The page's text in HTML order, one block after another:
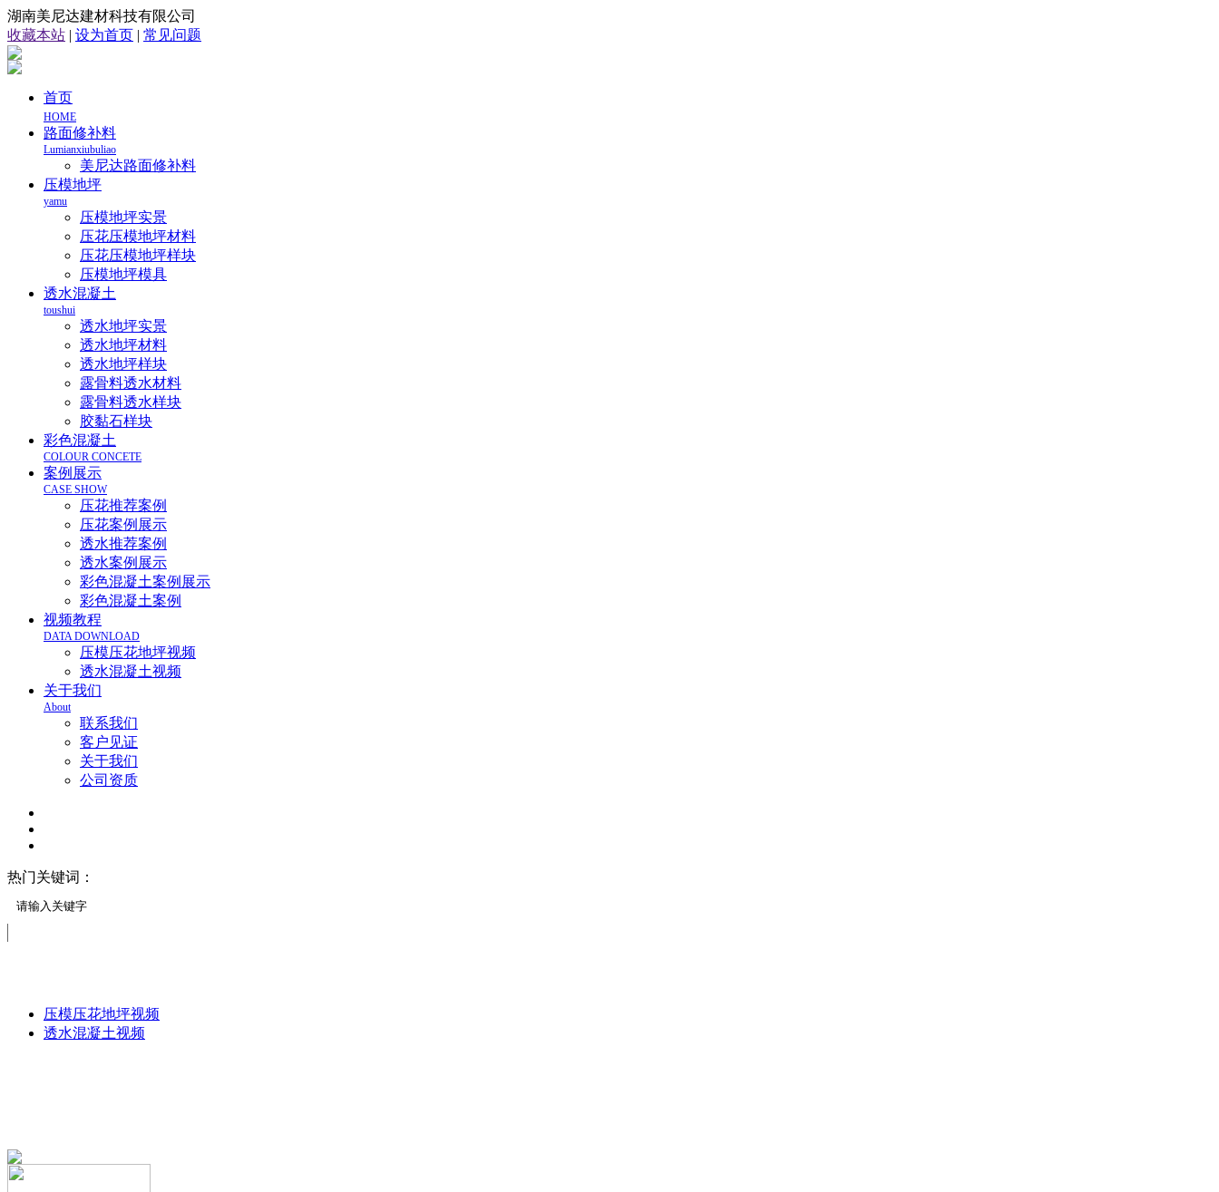
湖南美尼达建材科技有限公司
收藏本站 | 设为首页 | 常见问题
首页
HOME
路面修补料
Lumianxiubuliao
美尼达路面修补料
压模地坪
yamu
压模地坪实景
压花压模地坪材料
压花压模地坪样块
压模地坪模具
透水混凝土
toushui
透水地坪实景
透水地坪材料
透水地坪样块
露骨料透水材料
露骨料透水样块
胶黏石样块
彩色混凝土
COLOUR CONCETE
案例展示
CASE SHOW
压花推荐案例
压花案例展示
透水推荐案例
透水案例展示
彩色混凝土案例展示
彩色混凝土案例
视频教程
DATA DOWNLOAD
压模压花地坪视频
透水混凝土视频
关于我们
About
联系我们
客户见证
关于我们
公司资质
热门关键词：
压模压花地坪视频
透水混凝土视频